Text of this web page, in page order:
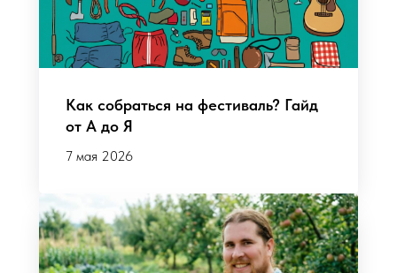
Как собраться на фестиваль? Гайд
от А до Я
7 мая 2026